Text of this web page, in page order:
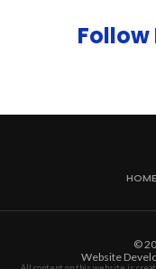
Follow
HOME
©
Website